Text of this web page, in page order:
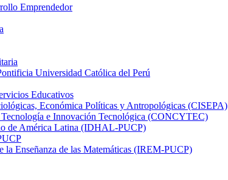
Emprendedor
Universidad Católica del Perú
Educativos
Económica Políticas y Antropológicas (CISEPA)
e Innovación Tecnológica (CONCYTEC)
de América Latina (IDHAL-PUCP)
la Enseñanza de las Matemáticas (IREM-PUCP)